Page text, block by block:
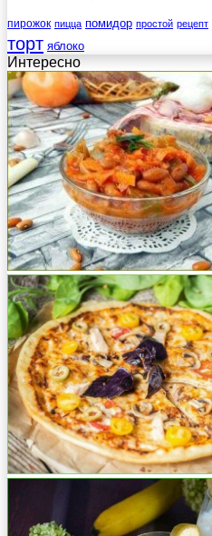
пирожок пицца помидор простой рецепт
торт яблоко
Интересно